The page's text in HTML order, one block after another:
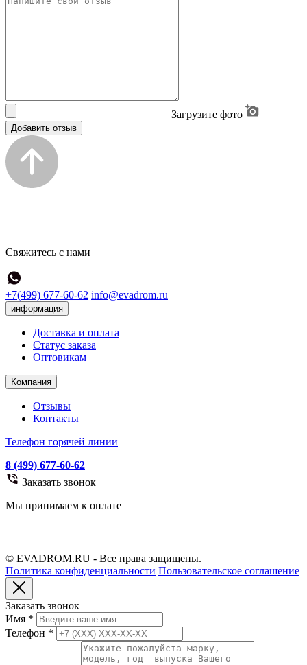
Загрузите фото
Добавить отзыв
Свяжитесь с нами
+7(499) 677-60-62 info@evadrom.ru
информация
Доставка и оплата
Статус заказа
Оптовикам
Компания
Отзывы
Контакты
Телефон горячей линии
8 (499) 677-60-62
Заказать звонок
Мы принимаем к оплате
© EVADROM.RU - Все права защищены.
Политика конфиденциальности Пользовательское соглашение
Заказать звонок
Имя *
Телефон *